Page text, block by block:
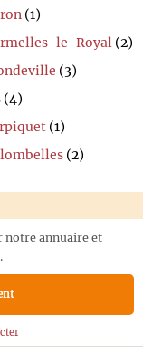
(1)
le-Royal (2)
(3)
(4)
(1)
(2)
notre annuaire et